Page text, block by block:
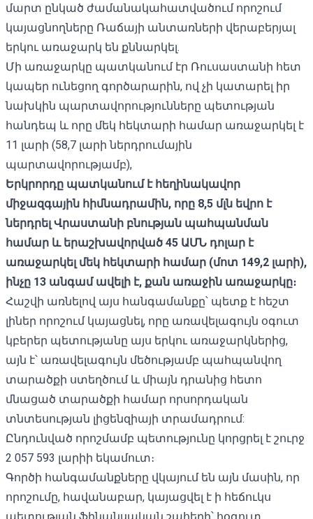
մարտ ընկած ժամանակահատվածում որոշում
կայացնողները Ռաճայի անտառների վերաբերյալ
երկու առաջարկ են քննարկել.
Մի առաջարկը պատկանում էր Ռուսաստանի հետ
կապեր ունեցող գործարարին, ով չի կատարել իր
նախկին պարտավորությունները պետության
հանդեպ և որը մեկ հեկտարի համար առաջարկել է
11 լարի (58,7 լարի ներդրումային
պարտավորությամբ),
Երկրորդը պատկանում է հեղինակավոր
միջազգային հիմնադրամին, որը 8,5 մլն եվրո է
ներդրել Վրաստանի բնության պահպանման
համար և երաշխավորված 45 ԱՄՆ դոլար է
առաջարկել մեկ հեկտարի համար (մոտ 149,2 լարի),
ինչը 13 անգամ ավելի է, քան առաջին առաջարկը։
Հաշվի առնելով այս հանգամանքը՝ պետք է հեշտ
լիներ որոշում կայացնել, որը առավելագույն օգուտ
կբերեր պետությանը այս երկու առաջարկներից,
այն է՝ առավելագույն մեծությամբ պահպանվող
տարածքի ստեղծում և միայն դրանից հետո
մնացած տարածքի համար որսորդական
տնտեսության լիցենզիայի տրամադրում:
Ընդունված որոշմամբ պետությունը կորցրել է շուրջ
2 057 593 լարիի եկամուտ։
Գործի հանգամանքները վկայում են այն մասին, որ
որոշումը, հավանաբար, կայացվել է ի հեճուկս